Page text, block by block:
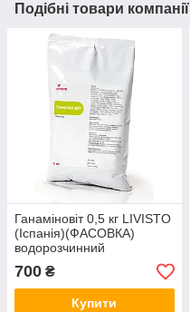
Подібні товари компанії
Ганаміновіт 0,5 кг LIVISTO
(Іспанія)(ФАСОВКА)
водорозчинний
полівітамінний препарат
для тварин і птиці
700 ₴
Купити